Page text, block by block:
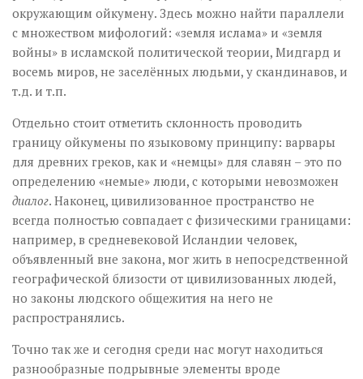
окружающим ойкумену. Здесь можно найти параллели
с множеством мифологий: «земля ислама» и «земля
войны» в исламской политической теории, Мидгард и
восемь миров, не заселённых людьми, у скандинавов, и
т.д. и т.п.
Отдельно стоит отметить склонность проводить
границу ойкумены по языковому принципу: варвары
для древних греков, как и «немцы» для славян – это по
определению «немые» люди, с которыми невозможен
диалог. Наконец, цивилизованное пространство не
всегда полностью совпадает с физическими границами:
например, в средневековой Исландии человек,
объявленный вне закона, мог жить в непосредственной
географической близости от цивилизованных людей,
но законы людского общежития на него не
распространялись.
Точно так же и сегодня среди нас могут находиться
разнообразные подрывные элементы вроде